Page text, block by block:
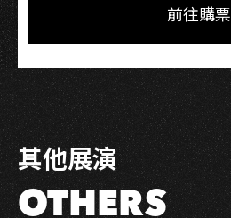
前往購票
其他展演
OTHERS